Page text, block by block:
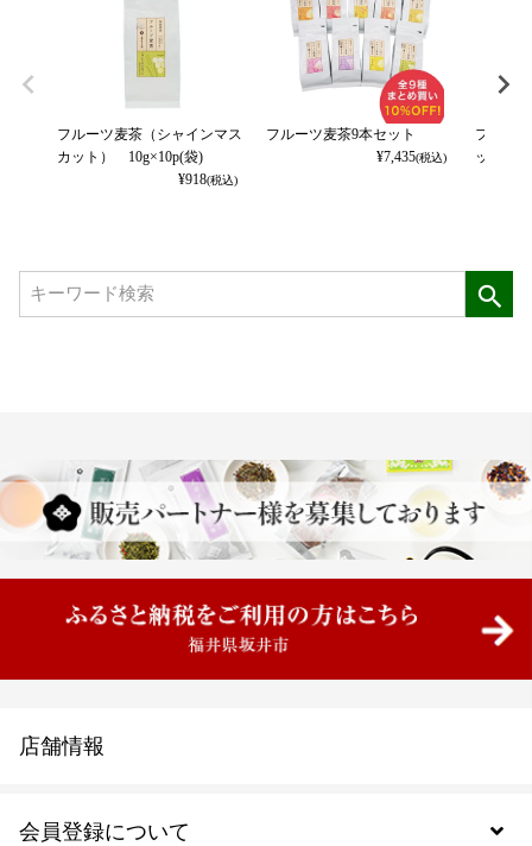
フルーツ麦茶（シャインマス
カット） 10g×10p(袋)
¥918(税込)
フルーツ麦茶9本セット
¥7,435(税込)
フルー
ット(ク
会員登録について
店舗情報